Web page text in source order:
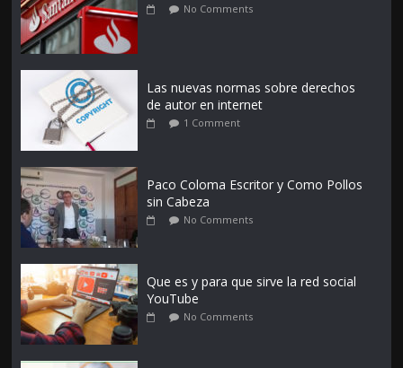
No Comments
Las nuevas normas sobre derechos
de autor en internet
1 Comment
Paco Coloma Escritor y Como Pollos
sin Cabeza
No Comments
Que es y para que sirve la red social
YouTube
No Comments